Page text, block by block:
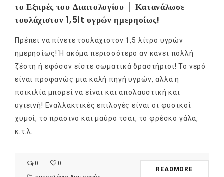
το Εξπρές του Διαιτολογίου │ Κατανάλωσε
τουλάχιστον 1,5lt υγρών ημερησίως!
Πρέπει να πίνετε τουλάχιστον 1,5 λίτρο υγρών
ημερησίως! Ή ακόμα περισσότερο αν κάνει πολλή
ζέστη ή εφόσον είστε σωματικά δραστήριοι! Το νερό
είναι προφανώς μια καλή πηγή υγρών, αλλά η
ποικιλία μπορεί να είναι και απολαυστική και
υγιεινή! Εναλλακτικές επιλογές είναι οι φυσικοί
χυμοί, το πράσινο και μαύρο τσάι, το φρέσκο γάλα,
κ.τ.λ.
0
0
READMORE